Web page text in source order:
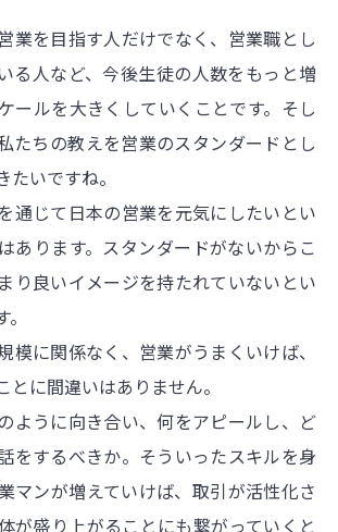
業を目指す人だけでなく、営業職とし
る人など、今後生徒の人数をもっと増
ールを大きくしていくことです。そし
たちの教えを営業のスタンダードとし
いですね。
通じて日本の営業を元気にしたいとい
あります。スタンダードがないからこ
り良いイメージを持たれていないとい
模に関係なく、営業がうまくいけば、
とに間違いはありません。
ように向き合い、何をアピールし、ど
をするべきか。そういったスキルを身
マンが増えていけば、取引が活性化さ
が盛り上がることにも繋がっていくと